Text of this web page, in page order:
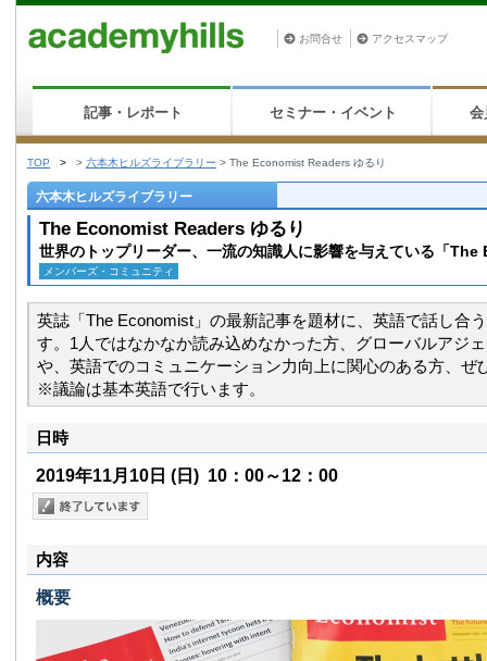
お問合せ アクセスマップ
記事・レポート セミナー・イベント 会
TOP > > 六本木ヒルズライブラリー > The Economist Readers ゆるり
六本木ヒルズライブラリー
The Economist Readers ゆるり
世界のトップリーダー、一流の知識人に影響を与えている「
メンバーズ・コミュニティ
英誌「The Economist」の最新記事を題材に、英語で話し合
す。1人ではなかなか読み込めなかった方、グローバルアジ
や、英語でのコミュニケーション力向上に関心のある方、ぜ
※議論は基本英語で行います。
日時
2019年11月10日 (日) 10：00～12：00
内容
概要